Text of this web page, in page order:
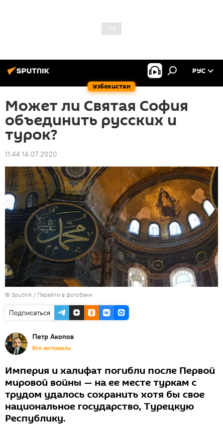
Узбекистан
РУС
Может ли Святая София
объединить русских и
турок?
11:44 14.07.2020
© Sputnik / Перейти в фотобанк
Подписаться
Петр Акопов
Все материалы
Империя и халифат погибли после Первой
мировой войны — на ее месте туркам с
трудом удалось сохранить хотя бы свое
национальное государство, Турецкую
Республику.